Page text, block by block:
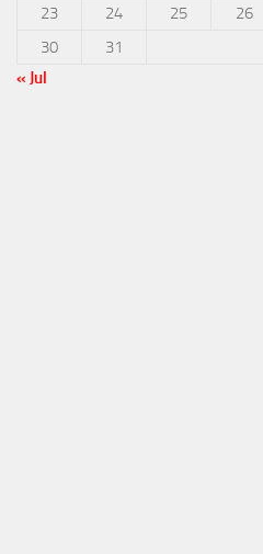
23
24 25 26
30
31
« Jul